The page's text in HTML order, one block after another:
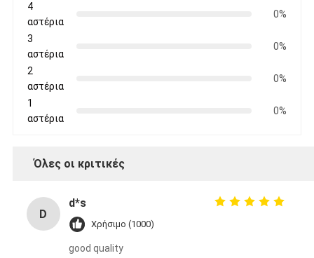
4
αστέρια
0%
3
αστέρια
0%
2
αστέρια
0%
1
αστέρια
0%
Όλες οι κριτικές
D
d*s
Χρήσιμο (1000)
good quality